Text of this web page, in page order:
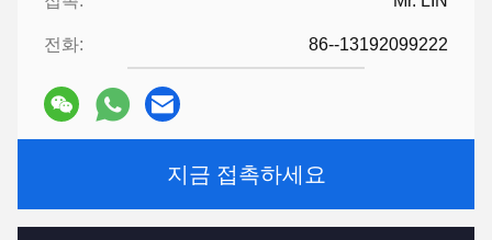
전화: 86--13192099222
지금 접촉하세요